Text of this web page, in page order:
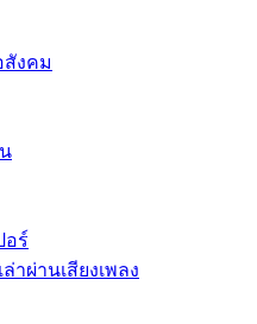
งคม
อร์
ล่าผ่านเสียงเพลง